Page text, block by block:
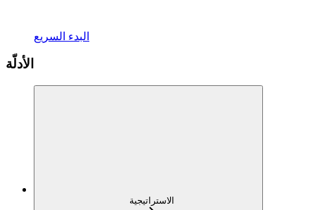
البدء السريع
الأدلّة
الاستراتيجية